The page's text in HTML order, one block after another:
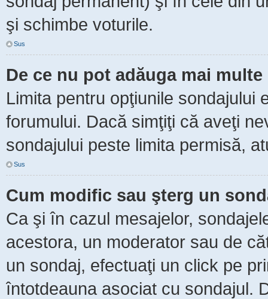
şi schimbe voturile.
Sus
De ce nu pot adăuga mai
Limita pentru opţiunile sondajului
forumului. Dacă simţiţi că aveţi
sondajului peste limita permisă,
Sus
Cum modific sau şterg un
Ca şi în cazul mesajelor,
acestora, un moderator sau de
un sondaj, efectuaţi un click pe
întotdeauna asociat cu sondajul.